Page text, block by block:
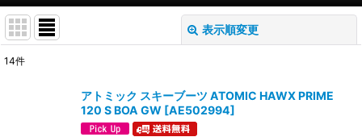
表示順変更
14件
アトミック スキーブーツ ATOMIC HAWX PRIME
120 S BOA GW [AE502994]